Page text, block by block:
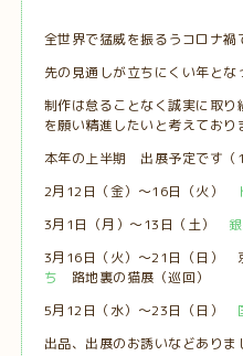
全世界で猛威を振るうコロナ禍
先の見通しが立ちにくい年と
制作は怠ることなく誠実に取
を願い精進したいと考えており
本年の上半期 出展予定です（1
2月12日（金）～16日（火）
3月1日（月）～13日（土）
3月16日（火）～21日（日）
ち 路地裏の猫展（巡回）
5月12日（水）～23日（日）
出品、出展のお誘いなどあり